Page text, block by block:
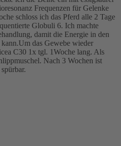
Frequenzen für Gelenke
schloss ich das Pferd alle 2 Tage
Globuli 6. Ich machte
damit die Energie in den
das Gewebe wieder
C30 1x tgl. 1Woche lang. Als
Nach 3 Wochen ist